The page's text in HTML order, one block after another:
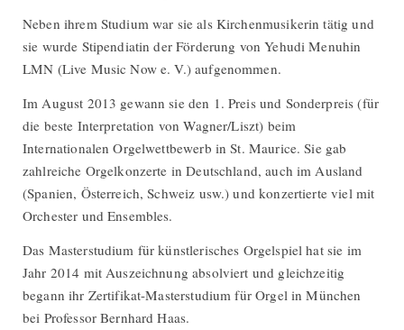
Neben ihrem Studium war sie als Kirchenmusikerin tätig und
sie wurde Stipendiatin der Förderung von Yehudi Menuhin
LMN (Live Music Now e. V.) aufgenommen.
Im August 2013 gewann sie den 1. Preis und Sonderpreis (für
die beste Interpretation von Wagner/Liszt) beim
Internationalen Orgelwettbewerb in St. Maurice. Sie gab
zahlreiche Orgelkonzerte in Deutschland, auch im Ausland
(Spanien, Österreich, Schweiz usw.) und konzertierte viel mit
Orchester und Ensembles.
Das Masterstudium für künstlerisches Orgelspiel hat sie im
Jahr 2014 mit Auszeichnung absolviert und gleichzeitig
begann ihr Zertifikat-Masterstudium für Orgel in München
bei Professor Bernhard Haas.